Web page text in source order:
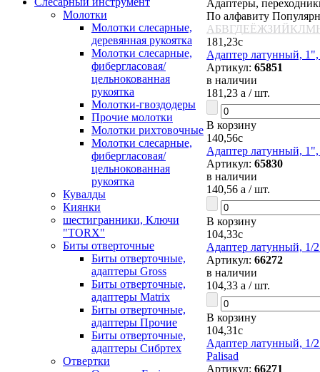
Молотки
Молотки слесарные,
деревянная рукоятка
Молотки слесарные,
фибергласовая/
цельнокованная
рукоятка
Молотки-гвоздодеры
Прочие молотки
Молотки рихтовочные
Молотки слесарные,
фибергласовая/
цельнокованная
рукоятка
Кувалды
Киянки
шестигранники, Ключи
"TORX"
Биты отверточные
Биты отверточные,
адаптеры Gross
Биты отверточные,
адаптеры Matrix
Биты отверточные,
адаптеры Прочие
Биты отверточные,
адаптеры Сибртех
Отвертки
Адаптеры,
По алфавиту
АБВГДЕЁЖЗИЙКЛМ
181,23c
Адаптер латунный, 1",
Артикул: 65851
в наличии
181,23 a / шт.
В корзину
140,56c
Адаптер латунный, 1",
Артикул: 65830
в наличии
140,56 a / шт.
В корзину
104,33c
Адаптер латунный, 1/
Артикул: 66272
в наличии
104,33 a / шт.
В корзину
104,31c
Адаптер латунный, 1/
Palisad
Артикул: 66271